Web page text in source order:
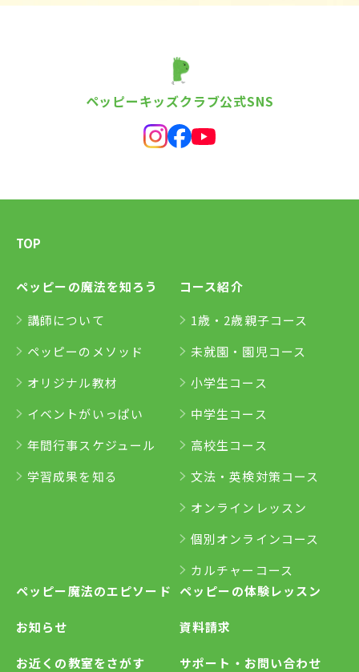
ペッピーキッズクラブ公式SNS
TOP
ペッピーの魔法を知ろう
講師について
ペッピーのメソッド
オリジナル教材
イベントがいっぱい
年間行事スケジュール
学習成果を知る
コース紹介
1歳・2歳親子コース
未就園・園児コース
小学生コース
中学生コース
高校生コース
文法・英検対策コース
オンラインレッスン
個別オンラインコース
カルチャーコース
ペッピー魔法のエピソード
お知らせ
お近くの教室をさがす
ペッピーの体験レッスン
資料請求
サポート・お問い合わせ